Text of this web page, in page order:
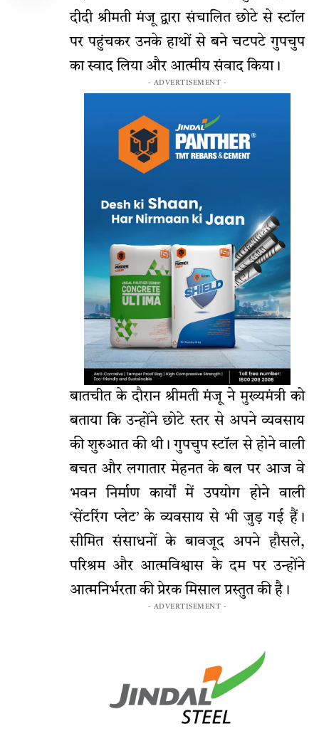
दीदी श्रीमती मंजू द्वारा संचालित छोटे से स्टॉल
पर पहुंचकर उनके हाथों से बने चटपटे गुपचुप
का स्वाद लिया और आत्मीय संवाद किया।
- ADVERTISEMENT -
बातचीत के दौरान श्रीमती मंजू ने मुख्यमंत्री को
बताया कि उन्होंने छोटे स्तर से अपने व्यवसाय
की शुरुआत की थी। गुपचुप स्टॉल से होने वाली
बचत और लगातार मेहनत के बल पर आज वे
भवन निर्माण कार्यों में उपयोग होने वाली
‘सेंटरिंग प्लेट’ के व्यवसाय से भी जुड़ गई हैं।
सीमित संसाधनों के बावजूद अपने हौसले,
परिश्रम और आत्मविश्वास के दम पर उन्होंने
आत्मनिर्भरता की प्रेरक मिसाल प्रस्तुत की है।
- ADVERTISEMENT -